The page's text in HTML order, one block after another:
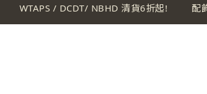
WTAPS / DCDT/ NBHD 清貨6折起! 配